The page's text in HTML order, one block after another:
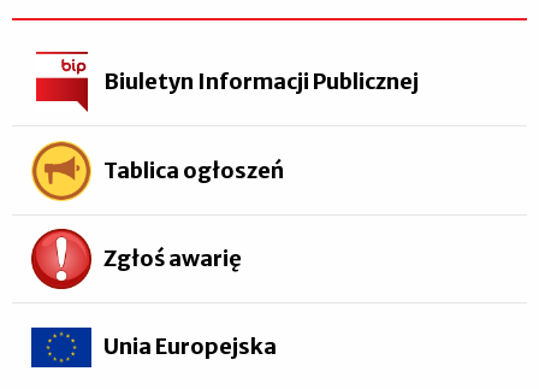
Biuletyn Informacji Publicznej
Tablica ogłoszeń
Zgłoś awarię
Unia Europejska